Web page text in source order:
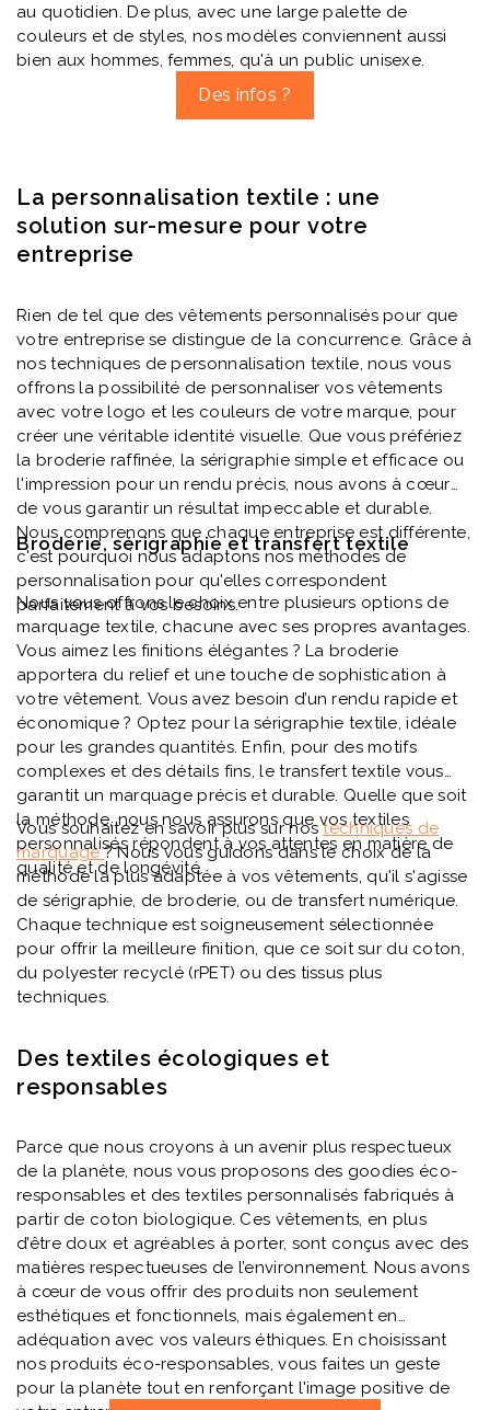
au quotidien. De plus, avec une large palette de
couleurs et de styles, nos modèles conviennent aussi
bien aux hommes, femmes, qu'à un public unisexe.
Des infos ?
La personnalisation textile : une
solution sur-mesure pour votre
entreprise
Rien de tel que des vêtements personnalisés pour que
votre entreprise se distingue de la concurrence. Grâce à
nos techniques de personnalisation textile, nous vous
offrons la possibilité de personnaliser vos vêtements
avec votre logo et les couleurs de votre marque, pour
créer une véritable identité visuelle. Que vous préfériez
la broderie raffinée, la sérigraphie simple et efficace ou
l'impression pour un rendu précis, nous avons à cœur
de vous garantir un résultat impeccable et durable.
Nous comprenons que chaque entreprise est différente,
c'est pourquoi nous adaptons nos méthodes de
personnalisation pour qu'elles correspondent
parfaitement à vos besoins.
Broderie, sérigraphie et transfert textile
Nous vous offrons le choix entre plusieurs options de
marquage textile, chacune avec ses propres avantages.
Vous aimez les finitions élégantes ? La broderie
apportera du relief et une touche de sophistication à
votre vêtement. Vous avez besoin d’un rendu rapide et
économique ? Optez pour la sérigraphie textile, idéale
pour les grandes quantités. Enfin, pour des motifs
complexes et des détails fins, le transfert textile vous
garantit un marquage précis et durable. Quelle que soit
la méthode, nous nous assurons que vos textiles
personnalisés répondent à vos attentes en matière de
qualité et de longévité.
Vous souhaitez en savoir plus sur nostechniques de
marquage? Nous vous guidons dans le choix de la
méthode la plus adaptée à vos vêtements, qu'il s'agisse
de sérigraphie, de broderie, ou de transfert numérique.
Chaque technique est soigneusement sélectionnée
pour offrir la meilleure finition, que ce soit sur du coton,
du polyester recyclé (rPET) ou des tissus plus
techniques.
Des textiles écologiques et
responsables
Parce que nous croyons à un avenir plus respectueux
de la planète, nous vous proposons des goodies éco-
responsables et des textiles personnalisés fabriqués à
partir de coton biologique. Ces vêtements, en plus
d’être doux et agréables à porter, sont conçus avec des
matières respectueuses de l’environnement. Nous avons
à cœur de vous offrir des produits non seulement
esthétiques et fonctionnels, mais également en
adéquation avec vos valeurs éthiques. En choisissant
nos produits éco-responsables, vous faites un geste
pour la planète tout en renforçant l'image positive de